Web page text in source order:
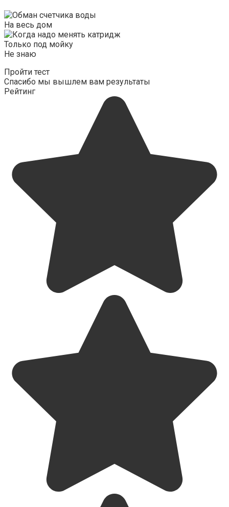
На весь дом
Только под мойку
Не знаю
Пройти тест
Спасибо мы вышлем вам результаты
Рейтинг